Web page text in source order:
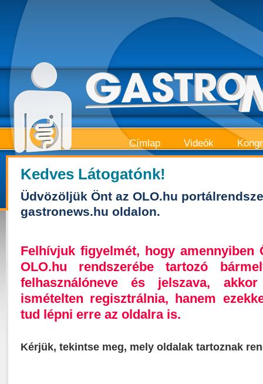
Címlap Videók
Kedves Látogatónk!
Üdvözöljük Önt az OLO.hu
gastronews.hu oldalon.
Felhívjuk figyelmét, hogy amennyiben
OLO.hu rendszerébe tartozó
felhasználóneve és jelszava,
ismételten regisztrálnia, hanem
tud lépni erre az oldalra is.
Kérjük, tekintse meg, mely oldalak tartoznak